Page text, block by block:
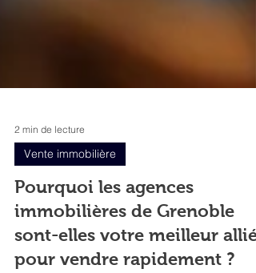
2 min de lecture
Vente immobilière
Pourquoi les agences
immobilières de Grenoble